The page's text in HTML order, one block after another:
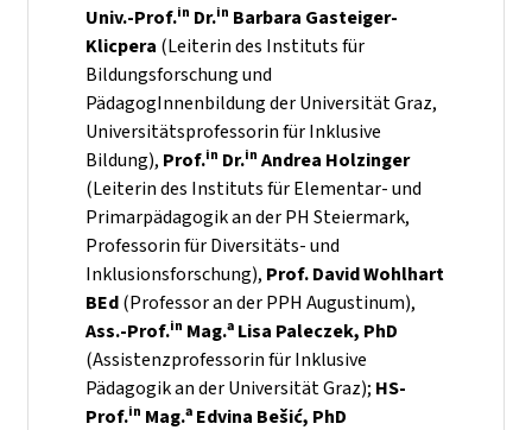
Univ.-Prof.in Dr.in Barbara Gasteiger-
Klicpera (Leiterin des Instituts für
Bildungsforschung und
PädagogInnenbildung der Universität Graz,
Universitätsprofessorin für Inklusive
Bildung), Prof.in Dr.in Andrea Holzinger
(Leiterin des Instituts für Elementar- und
Primarpädagogik an der PH Steiermark,
Professorin für Diversitäts- und
Inklusionsforschung), Prof. David Wohlhart
BEd(Professor an der PPH Augustinum),
Ass.-Prof.in Mag.a Lisa Paleczek, PhD
(Assistenzprofessorin für Inklusive
Pädagogik an der Universität Graz); HS-
Prof.in Mag.a Edvina Bešić, PhD